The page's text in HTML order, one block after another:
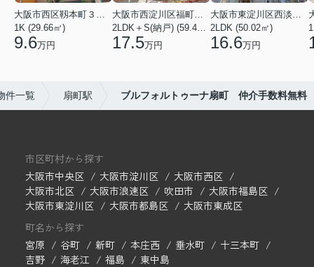
1K (29.66㎡)
9.6万円 17.5万円
2LDK (50.02㎡)
16.6万円
件一覧 扇町駅 ブルフォルトゥーナ扇町 仲介手数料無料
市区町村から探す
大阪市中央区
大阪市淀川区
大阪市西区
大阪市北区
大阪市浪速区 吹田市
大阪市福島区
大阪市東淀川区
大阪市都島区
大阪市東成区
町名から探す
宮原
谷町 新町 本庄西 垂水町
十三本町
吉野
海老江 福島
東中島